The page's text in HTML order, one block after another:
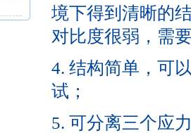
境下得到清晰的
对比度很弱，需
4. 结构简单，可
试；
5. 可分离三个应